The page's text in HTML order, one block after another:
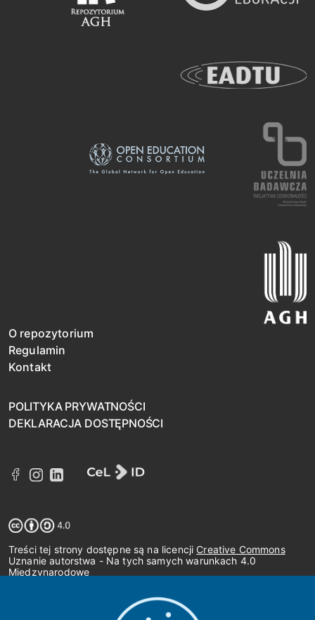
O repozytorium
Regulamin
Kontakt
POLITYKA PRYWATNOŚCI
DEKLARACJA DOSTĘPNOŚCI
Treści tej strony dostępne są na licencji Creative Commons
Uznanie autorstwa - Na tych samych warunkach 4.0
Międzynarodowe